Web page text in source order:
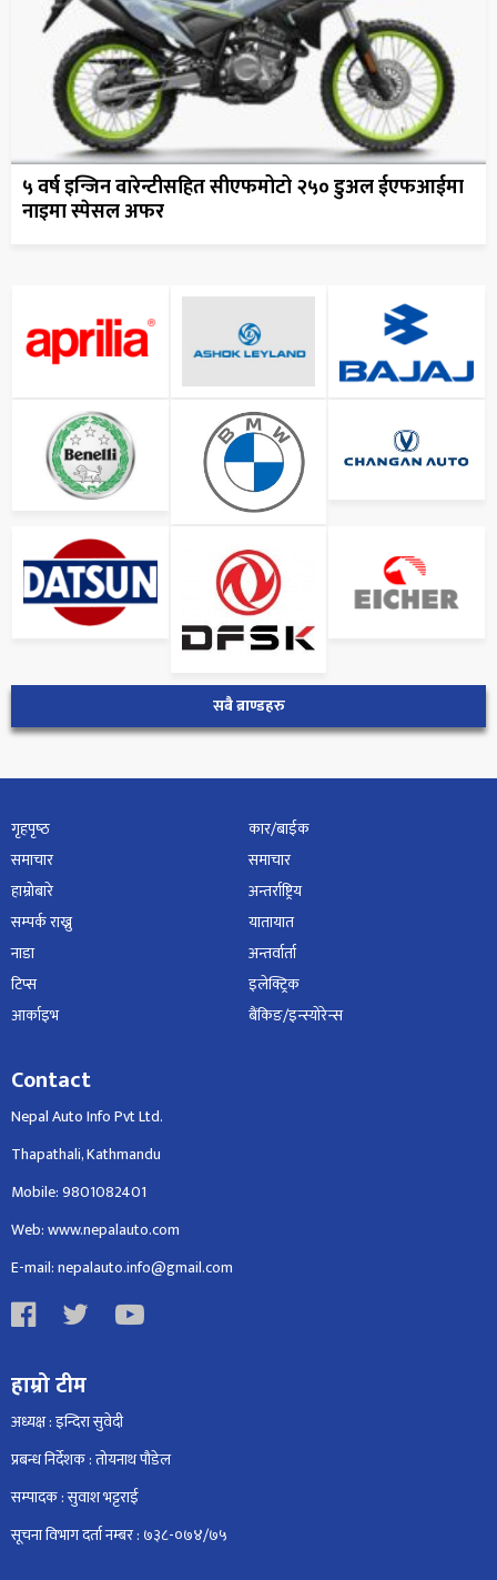
५ वर्ष इन्जिन वारेन्टीसहित सीएफमोटो २५० डुअल ईएफआईमा
नाइमा स्पेसल अफर
सबै ब्राण्डहरु
गृहपृष्‍ठ
समाचार
हाम्रोबारे
सम्पर्क राख्नु
नाडा
टिप्स
आर्काइभ
कार/बाईक
समाचार
अन्तर्राष्ट्रिय
यातायात
अन्तर्वार्ता
इलेक्ट्रिक
बैंकिङ/इन्स्योरेन्स
Contact
Nepal Auto Info Pvt Ltd.
Thapathali, Kathmandu
Mobile: 9801082401
Web: www.nepalauto.com
E-mail: nepalauto.info@gmail.com
हाम्रो टीम
अध्यक्ष : इन्दिरा सुवेदी
प्रबन्ध निर्देशक : तोयनाथ पौडेल
सम्पादक : सुवाश भट्टराई
सूचना विभाग दर्ता नम्बर : ७३८-०७४/७५